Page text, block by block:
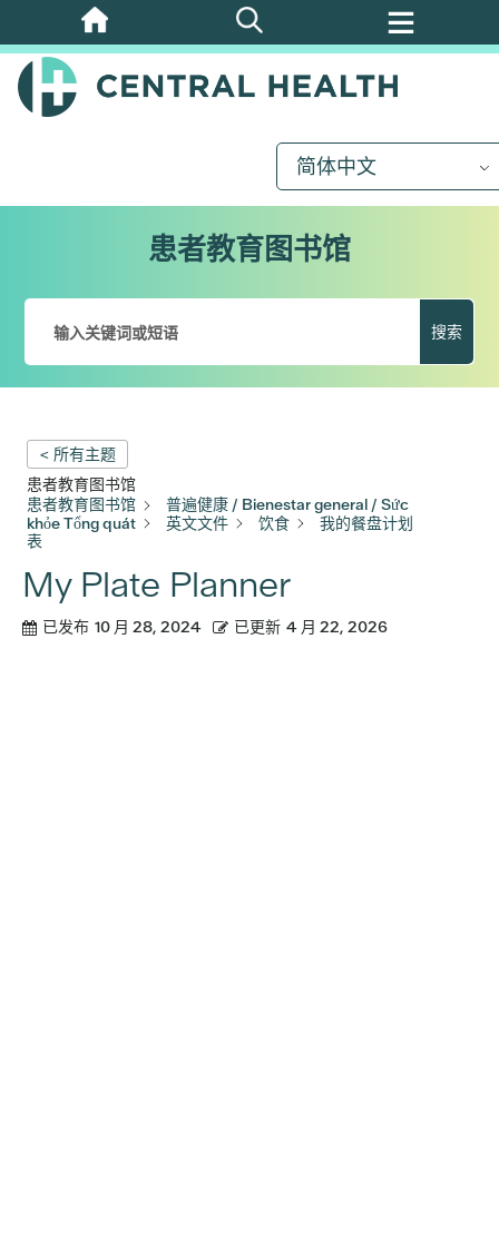
跳
至
主
简体中文
患者教育图书馆
搜索
< 所有主题
患者教育图书馆
患者教育图书馆
普遍健康 / Bienestar general / Sức
khỏe Tổng quát
英文文件 饮食
我的餐盘计划
表
My Plate Planner
已发布 10 月 28, 2024 已更新 4 月 22, 2026